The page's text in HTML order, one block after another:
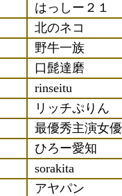
はっしー２１
北のネコ
野牛一族
口髭達磨
rinseitu
リッチぷりん
最優秀主演女優
ひろー愛知
sorakita
アヤパン